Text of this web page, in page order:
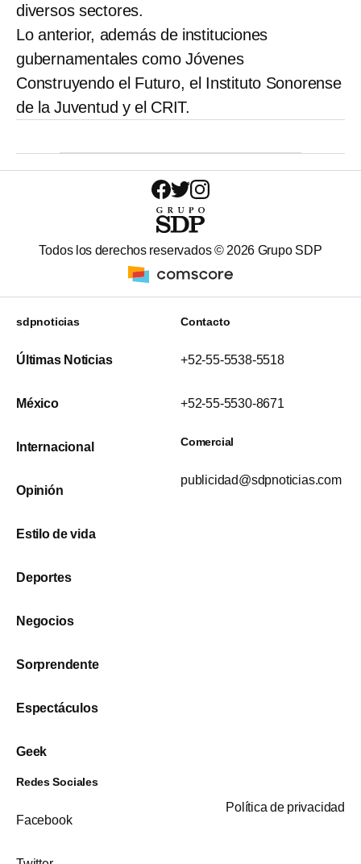
diversos sectores.
Lo anterior, además de instituciones
gubernamentales como Jóvenes
Construyendo el Futuro, el Instituto Sonorense
de la Juventud y el CRIT.
Todos los derechos reservados © 2026 Grupo SDP
sdpnoticias
Últimas Noticias
México
Internacional
Opinión
Estilo de vida
Deportes
Negocios
Sorprendente
Espectáculos
Geek
Contacto
+52-55-5538-5518
+52-55-5530-8671
Comercial
publicidad@sdpnoticias.com
Redes Sociales
Facebook
Política de privacidad